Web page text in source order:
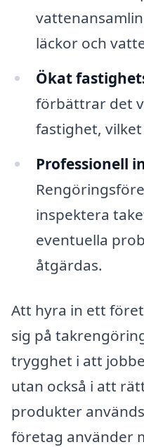
läckor och
Ökat
förbättrar det
fastighet, vilket
Professionell
inspektera
eventuella
åtgärdas.
Att hyra in ett
sig på
trygghet i att
utan också i att
produkter
företag använder